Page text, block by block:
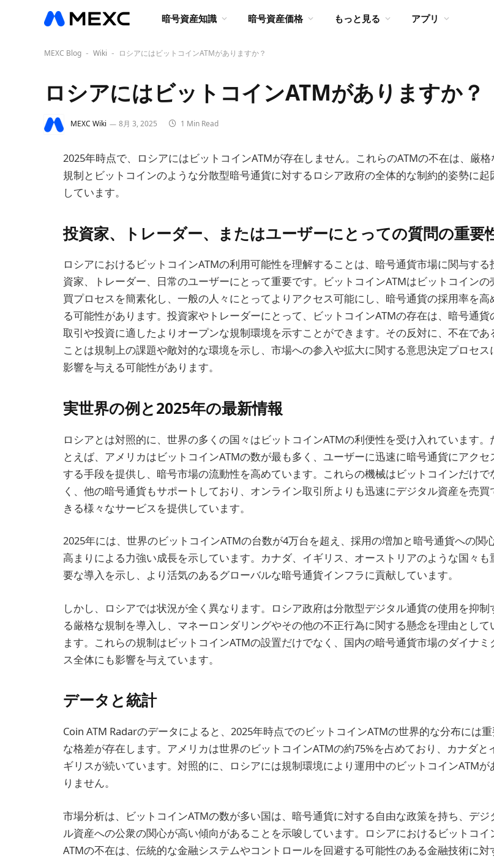
暗号資産知識 暗号資産価格 もっと見る アプリ
MEXC Blog - Wiki - ロシアにはビットコインATMがありますか？
ロシアにはビットコインATMがありますか？
MEXC Wiki 8月 3, 2025 1 Min Read
2025年時点で、ロシアにはビットコインATMが存在しません。これらのATMの不在は、厳格
規制とビットコインのような分散型暗号通貨に対するロシア政府の全体的な制約的姿勢に起
しています。
投資家、トレーダー、またはユーザーにとっての質問の重要
ロシアにおけるビットコインATMの利用可能性を理解することは、暗号通貨市場に関与する
資家、トレーダー、日常のユーザーにとって重要です。ビットコインATMはビットコインの
買プロセスを簡素化し、一般の人々にとってよりアクセス可能にし、暗号通貨の採用率を高
る可能性があります。投資家やトレーダーにとって、ビットコインATMの存在は、暗号通貨
取引や投資に適したよりオープンな規制環境を示すことができます。その反対に、不在であ
ことは規制上の課題や敵対的な環境を示し、市場への参入や拡大に関する意思決定プロセス
影響を与える可能性があります。
実世界の例と2025年の最新情報
ロシアとは対照的に、世界の多くの国々はビットコインATMの利便性を受け入れています。
とえば、アメリカはビットコインATMの数が最も多く、ユーザーに迅速に暗号通貨にアクセ
する手段を提供し、暗号市場の流動性を高めています。これらの機械はビットコインだけで
く、他の暗号通貨もサポートしており、オンライン取引所よりも迅速にデジタル資産を売買
きる様々なサービスを提供しています。
2025年には、世界のビットコインATMの台数が4万台を超え、採用の増加と暗号通貨への関
高まりによる力強い成長を示しています。カナダ、イギリス、オーストリアのような国々も
要な導入を示し、より活気のあるグローバルな暗号通貨インフラに貢献しています。
しかし、ロシアでは状況が全く異なります。ロシア政府は分散型デジタル通貨の使用を抑制
る厳格な規制を導入し、マネーロンダリングやその他の不正行為に関する懸念を理由として
ます。これらの規制はビットコインATMの設置だけでなく、国内の暗号通貨市場のダイナミ
ス全体にも影響を与えています。
データと統計
Coin ATM Radarのデータによると、2025年時点でのビットコインATMの世界的な分布には
な格差が存在します。アメリカは世界のビットコインATMの約75%を占めており、カナダと
ギリスが続いています。対照的に、ロシアには規制環境により運用中のビットコインATMが
りません。
市場分析は、ビットコインATMの数が多い国は、暗号通貨に対する自由な政策を持ち、デジ
ル資産への公衆の関心が高い傾向があることを示唆しています。ロシアにおけるビットコイ
ATMの不在は、伝統的な金融システムやコントロールを回避する可能性のある金融技術に対